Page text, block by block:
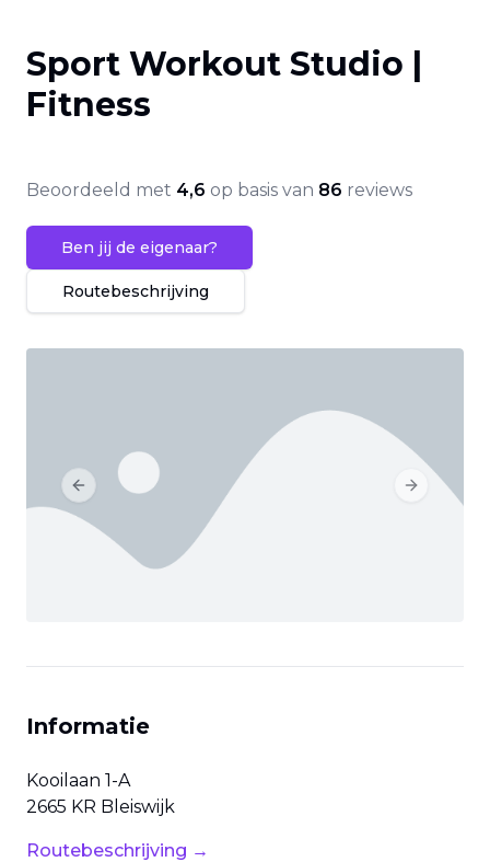
Sport Workout Studio |
Fitness
Beoordeeld met 4,6 op basis van 86 reviews
Ben jij de eigenaar?
Routebeschrijving
Previous slide Next slide
Informatie
Kooilaan 1-A
2665 KR Bleiswijk
Routebeschrijving →